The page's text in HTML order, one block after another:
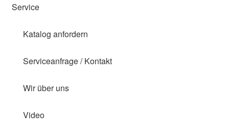
Service
Katalog anfordern
Serviceanfrage / Kontakt
Wir über uns
Video